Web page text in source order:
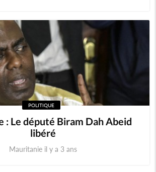
POLITIQUE
: Le député Biram Dah Abeid
libéré
Mauritanie il y a 3 ans